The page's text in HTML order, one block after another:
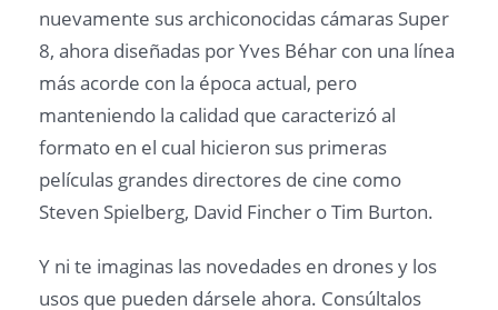
nuevamente sus archiconocidas cámaras Super
8, ahora diseñadas por Yves Béhar con una línea
más acorde con la época actual, pero
manteniendo la calidad que caracterizó al
formato en el cual hicieron sus primeras
películas grandes directores de cine como
Steven Spielberg, David Fincher o Tim Burton.
Y ni te imaginas las novedades en drones y los
usos que pueden dársele ahora. Consúltalos